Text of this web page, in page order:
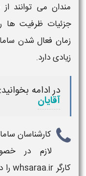
مندان می توانند
جزئیات ظرفیت ها
زمان فعال شدن
زیادی دارد.
در ادامه بخوانید:
آقایان
کارشناسان
لازم در
کارگر whsaraa.ir
را